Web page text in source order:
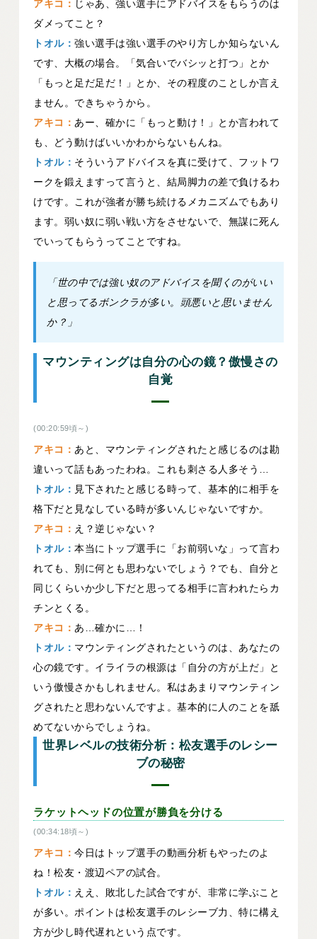
アキコ： じゃあ、強い選手にアドバイスをもらうのは
ダメってこと？
トオル：強い選手は強い選手のやり方しか知らないん
です、大概の場合。「気合いでバシッと打つ」とか
「もっと足だ足だ！」とか、その程度のことしか言え
ません。できちゃうから。
アキコ：あー、確かに「もっと動け！」とか言われて
も、どう動けばいいかわからないもんね。
トオル： そういうアドバイスを真に受けて、フットワ
ークを鍛えますって言うと、結局脚力の差で負けるわ
けです。これが強者が勝ち続けるメカニズムでもあり
ます。弱い奴に弱い戦い方をさせないで、無謀に死ん
でいってもらうってことですね。
「世の中では強い奴のアドバイスを聞くのがいい
と思ってるボンクラが多い。頭悪いと思いません
か？」
マウンティングは自分の心の鏡？傲慢さの
自覚
(00:20:59頃～)
アキコ：あと、マウンティングされたと感じるのは勘
違いって話もあったわね。これも刺さる人多そう…
トオル： 見下されたと感じる時って、基本的に相手を
格下だと見なしている時が多いんじゃないですか。
アキコ： え？逆じゃない？
トオル：本当にトップ選手に「お前弱いな」って言わ
れても、別に何とも思わないでしょう？でも、自分と
同じくらいか少し下だと思ってる相手に言われたらカ
チンとくる。
アキコ：あ…確かに…！
トオル： マウンティングされたというのは、あなたの
心の鏡です。イライラの根源は「自分の方が上だ」と
いう傲慢さかもしれません。私はあまりマウンティン
グされたと思わないんですよ。基本的に人のことを舐
めてないからでしょうね。
世界レベルの技術分析：松友選手のレシー
ブの秘密
ラケットヘッドの位置が勝負を分ける
(00:34:18頃～)
アキコ：今日はトップ選手の動画分析もやったのよ
ね！松友・渡辺ペアの試合。
トオル： ええ、敗北した試合ですが、非常に学ぶこと
が多い。ポイントは松友選手のレシーブ力、特に構え
方が少し時代遅れという点です。